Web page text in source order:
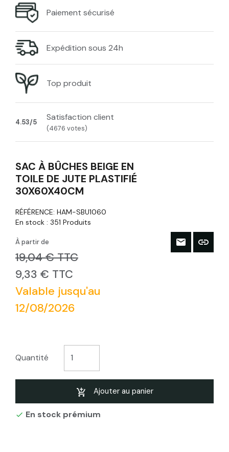
Paiement sécurisé
Expédition sous 24h
Top produit
4.53/5 Satisfaction client
(4676 votes)
SAC À BÛCHES BEIGE EN
TOILE DE JUTE PLASTIFIÉ
30X60X40CM
RÉFÉRENCE: HAM-SBU1060
En stock : 351 Produits
À partir de
19,04 € TTC
9,33 € TTC
Valable jusqu'au
12/08/2026
Quantité
Ajouter au panier
 En stock prémium